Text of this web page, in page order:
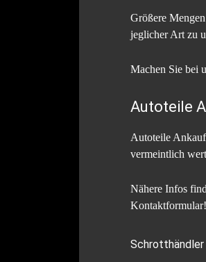
Größere
jeglicher Art zu
Machen Sie bei
Autoteile
Autoteile
vermeintlich
Nähere Infos
Kontaktformular!
Schrotthändler